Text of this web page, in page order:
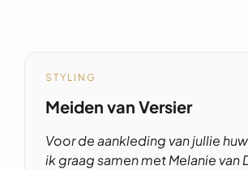
STYLING
Meiden van Versier
Voor de aankleding van jullie
ik graag samen met Melanie van